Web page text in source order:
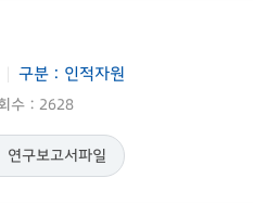
구분 : 인적자원
수 : 2628
연구보고서파일